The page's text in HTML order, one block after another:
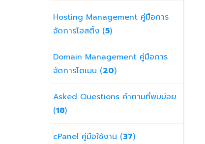
Hosting Management คู่มือการ
จัดการโฮสติ้ง (5)
Domain Management คู่มือการ
จัดการโดเมน (20)
Asked Questions คำถามที่พบบ่อย
(18)
cPanel คู่มือใช้งาน (37)